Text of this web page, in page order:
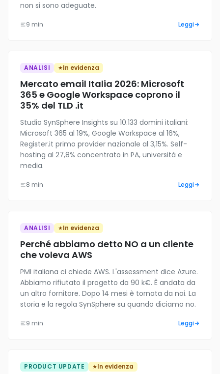
non si sono adeguate.
9 min Leggi
ANALISI In evidenza
Mercato email Italia 2026: Microsoft
365 e Google Workspace coprono il
35% del TLD .it
Studio SynSphere Insights su 10.133 domini italiani:
Microsoft 365 al 19%, Google Workspace al 16%,
Register.it primo provider nazionale al 3,15%. Self-
hosting al 27,8% concentrato in PA, università e
media.
8 min Leggi
ANALISI In evidenza
Perché abbiamo detto NO a un cliente
che voleva AWS
PMI italiana ci chiede AWS. L'assessment dice Azure.
Abbiamo rifiutato il progetto da 90 k€. È andata da
un altro fornitore. Dopo 14 mesi è tornata da noi. La
storia e la regola SynSphere su quando diciamo no.
9 min Leggi
PRODUCT UPDATE In evidenza